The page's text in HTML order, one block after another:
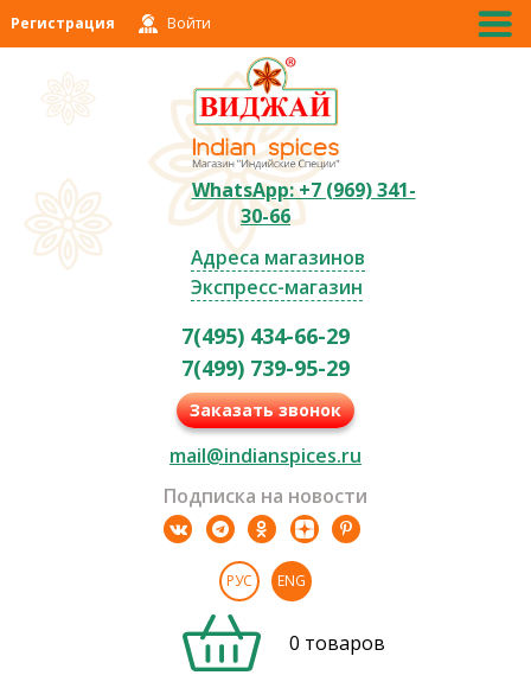
Регистрация Войти
WhatsApp: +7 (969) 341-
30-66
Адреса магазинов
Экспресс-магазин
7(495) 434-66-29
7(499) 739-95-29
Заказать звонок
mail@indianspices.ru
Подписка на новости
РУС ENG
0 товаров